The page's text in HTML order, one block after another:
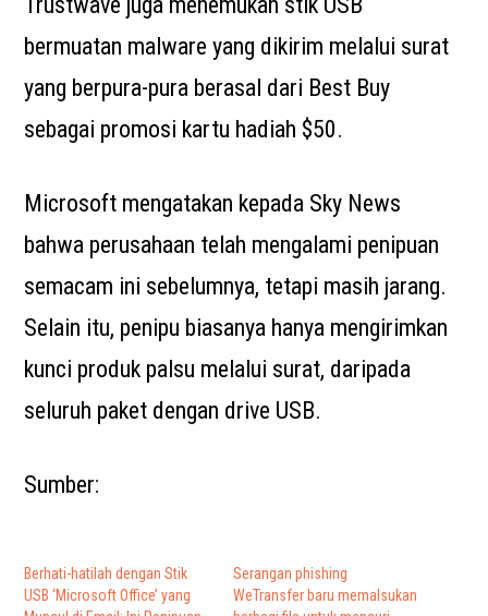
bermuatan malware yang dikirim melalui surat
yang berpura-pura berasal dari Best Buy
sebagai promosi kartu hadiah $50.
Microsoft mengatakan kepada Sky News
bahwa perusahaan telah mengalami penipuan
semacam ini sebelumnya, tetapi masih jarang.
Selain itu, penipu biasanya hanya mengirimkan
kunci produk palsu melalui surat, daripada
seluruh paket dengan drive USB.
Sumber:
Berhati-hatilah dengan Stik
USB ‘Microsoft Office’ yang
Serangan phishing
WeTransfer baru memalsukan